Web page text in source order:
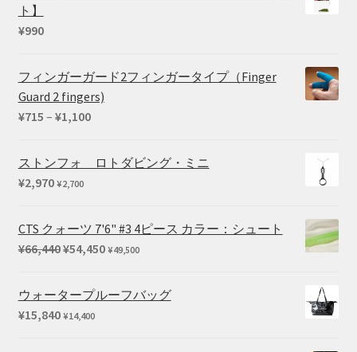
ト】
¥990
フィンガーガード2フィンガータイプ（Finger
Guard 2 fingers)
¥715 – ¥1,100価
帯:
ストンフォ ロトダビング・ミニ
¥2,970 ¥2,700
CTS クォーツ 7'6" #3 4ピース カラー：シュート
¥66,440元
価
¥54,450現
¥49,500
ウォータープルーフバッグ
¥15,840 ¥14,400